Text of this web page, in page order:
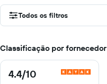
Todos os filtros
Classificação por fornecedor
4.4/10
4.4